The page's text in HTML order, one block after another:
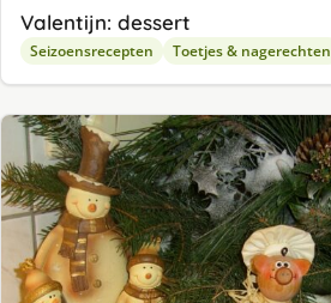
Valentijn: dessert
Seizoensrecepten Toetjes & nagerechten